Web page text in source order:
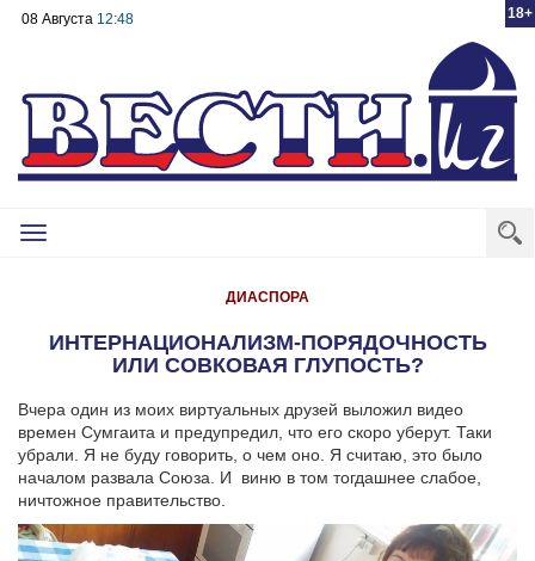
18+
08 Августа 12:48
Toggle
ДИАСПОРА
ИНТЕРНАЦИОНАЛИЗМ-ПОРЯДОЧНОСТЬ
ИЛИ СОВКОВАЯ ГЛУПОСТЬ?
Вчера один из моих виртуальных друзей выложил видео
времен Сумгаита и предупредил, что его скоро уберут. Таки
убрали. Я не буду говорить, о чем оно. Я считаю, это было
началом развала Союза. И виню в том тогдашнее слабое,
ничтожное правительство.